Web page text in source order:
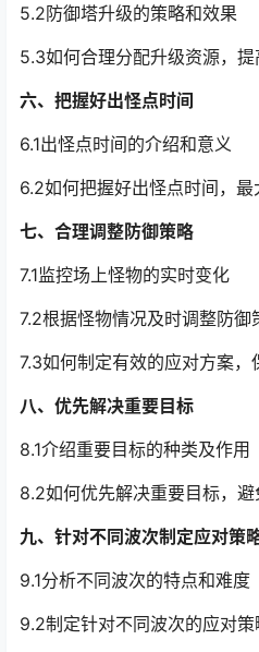
5.2防御塔升级的策略和效果
5.3如何合理分配升级资源，
六、把握好出怪点时间
6.1出怪点时间的介绍和意义
6.2如何把握好出怪点时间，最
七、合理调整防御策略
7.1监控场上怪物的实时变化
7.2根据怪物情况及时调整防御
7.3如何制定有效的应对方案，
八、优先解决重要目标
8.1介绍重要目标的种类及作用
8.2如何优先解决重要目标，
九、针对不同波次制定应对策
9.1分析不同波次的特点和难度
9.2制定针对不同波次的应对策